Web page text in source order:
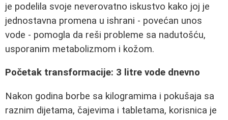
je podelila svoje neverovatno iskustvo kako joj je
jednostavna promena u ishrani - povećan unos
vode - pomogla da reši probleme sa nadutošću,
usporanim metabolizmom i kožom.
Početak transformacije: 3 litre vode dnevno
Nakon godina borbe sa kilogramima i pokušaja sa
raznim dijetama, čajevima i tabletama, korisnica je